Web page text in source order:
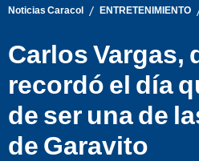
Noticias Caracol / ENTRETENIMIENTO
Carlos Vargas,
recordó el día
de ser una de
de Garavito